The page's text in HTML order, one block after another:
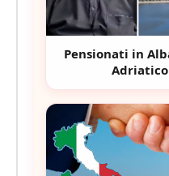
Pensionati in